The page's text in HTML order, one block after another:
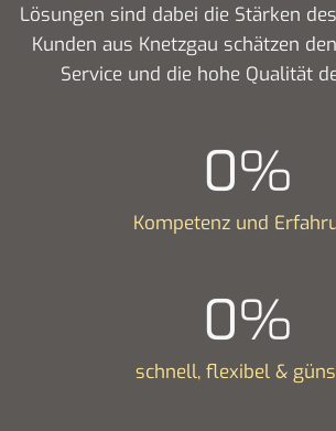
Lösungen sind dabei die Stärken
Kunden aus Knetzgau schätzen
Service und die hohe Qualität
0%
Kompetenz und
0%
schnell, flexibel &